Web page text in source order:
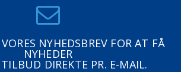
NYHEDSBREV FOR AT FÅ
NYHEDER
DIREKTE PR. E-MAIL.